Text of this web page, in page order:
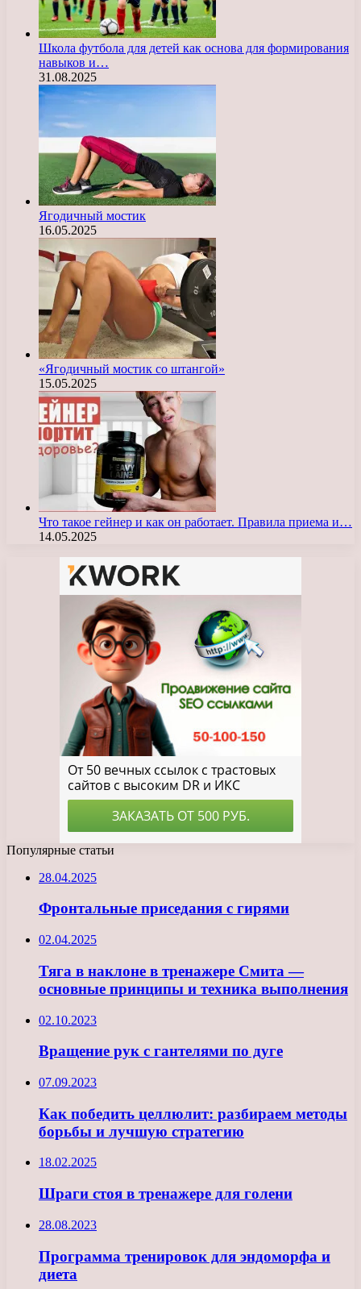
Школа футбола для детей как основа для формирования
навыков и…
31.08.2025
Ягодичный мостик
16.05.2025
«Ягодичный мостик со штангой»
15.05.2025
Что такое гейнер и как он работает. Правила приема и…
14.05.2025
Популярные статьи
28.04.2025
Фронтальные приседания с гирями
02.04.2025
Тяга в наклоне в тренажере Смита —
основные принципы и техника выполнения
02.10.2023
Вращение рук с гантелями по дуге
07.09.2023
Как победить целлюлит: разбираем методы
борьбы и лучшую стратегию
18.02.2025
Шраги стоя в тренажере для голени
28.08.2023
Программа тренировок для эндоморфа и
диета